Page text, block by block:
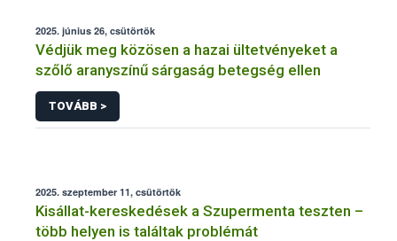
2025. június 26, csütörtök
Védjük meg közösen a hazai ültetvényeket a
szőlő aranyszínű sárgaság betegség ellen
TOVÁBB >
2025. szeptember 11, csütörtök
Kisállat-kereskedések a Szupermenta teszten –
több helyen is találtak problémát